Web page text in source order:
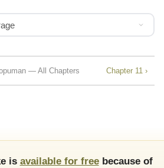
— All Chapters Chapter 11 ›
is available for freebecause of